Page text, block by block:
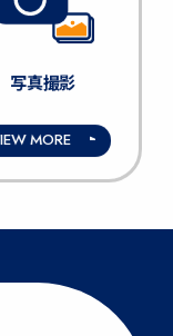
写真撮影
MORE